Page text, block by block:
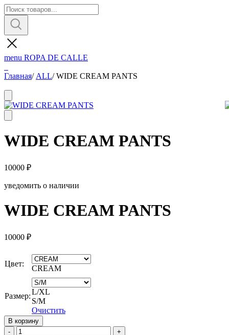
menu ROPA DE CALLE
Главная/ ALL/WIDE CREAM PANTS
WIDE CREAM PANTS
10000 ₽
уведомить о наличии
WIDE CREAM PANTS
10000 ₽
Цвет:
CREAM
Размер:L/XL
S/М
Очистить
В корзину
Quantity